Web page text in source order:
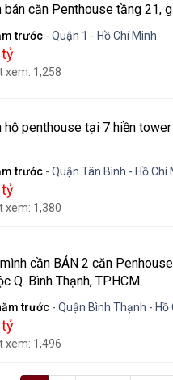
bán căn Penthouse tầng 21,
trước - Quận 1 - Hồ Chí Minh
tỷ
xem: 1,258
hộ penthouse tại 7 hiền
trước - Quận Tân Bình - Hồ Chí
tỷ
xem: 1,380
cần BÁN 2 căn
Q. Bình Thạnh, TP.HCM.
trước - Quận Bình Thạnh - Hồ
tỷ
xem: 1,496